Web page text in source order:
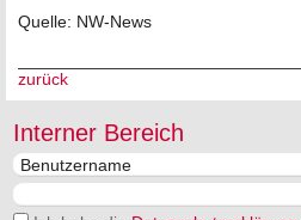
Quelle: NW-News
zurück
Interner Bereich